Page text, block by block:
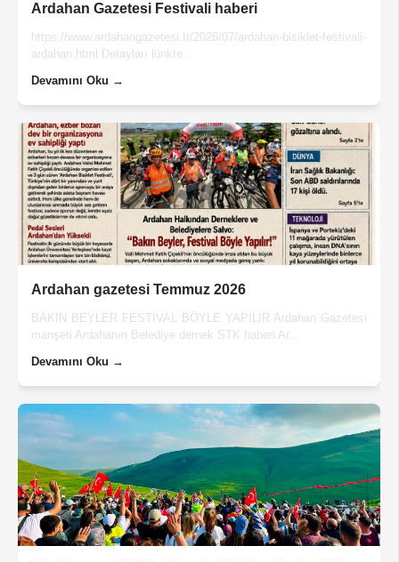
Ardahan Gazetesi Festivali haberi
https://www.ardahangazetesi.tr/2026/07/ardahan-bisiklet-festivali-
ardahan.html Detayları lünkte...
Devamını Oku →
Ardahan gazetesi Temmuz 2026
BAKIN BEYLER FESTİVAL BÖYLE YAPILIR Ardahan Gazetesi
manşeti Ardahanın Belediye dernek STK haberi Ar...
Devamını Oku →